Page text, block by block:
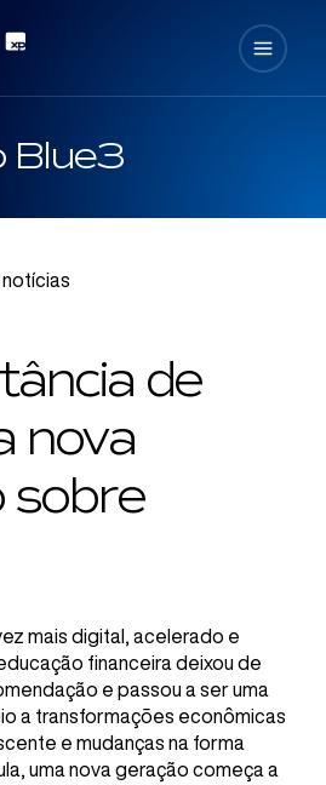
Blue3
de
nova
sobre
mais digital, acelerado e
financeira deixou de
e passou a ser uma
a transformações econômicas
e mudanças na forma
uma nova geração começa a